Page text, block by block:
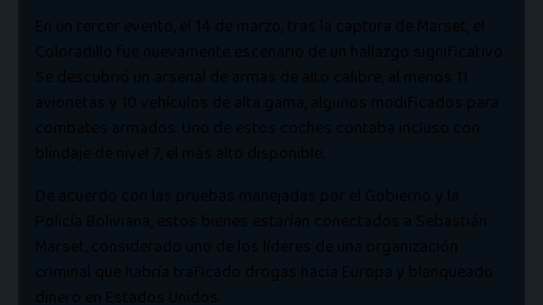
En un tercer evento, el 14 de marzo, tras la captura de Marset, el
Coloradillo fue nuevamente escenario de un hallazgo significativo.
Se descubrió un arsenal de armas de alto calibre, al menos 11
avionetas y 10 vehículos de alta gama, algunos modificados para
combates armados. Uno de estos coches contaba incluso con
blindaje de nivel 7, el más alto disponible.
De acuerdo con las pruebas manejadas por el Gobierno y la
Policía Boliviana, estos bienes estarían conectados a Sebastián
Marset, considerado uno de los líderes de una organización
criminal que habría traficado drogas hacia Europa y blanqueado
dinero en Estados Unidos.